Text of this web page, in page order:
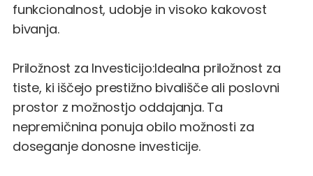
funkcionalnost, udobje in visoko kakovost
bivanja.
Priložnost za Investicijo:Idealna priložnost za
tiste, ki iščejo prestižno bivališče ali poslovni
prostor z možnostjo oddajanja. Ta
nepremičnina ponuja obilo možnosti za
doseganje donosne investicije.